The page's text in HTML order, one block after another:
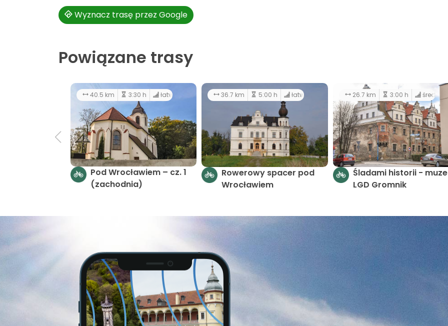
Wyznacz trasę przez Google
Powiązane trasy
40.5 km 3:30 h łatwy
Pod Wrocławiem – cz. 1
(zachodnia)
36.7 km 5:00 h łatwy
Rowerowy spacer pod
Wrocławiem
26.7 km 3:00 h średni
Śladami historii -
LGD Gromnik